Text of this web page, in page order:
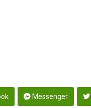
Messenger